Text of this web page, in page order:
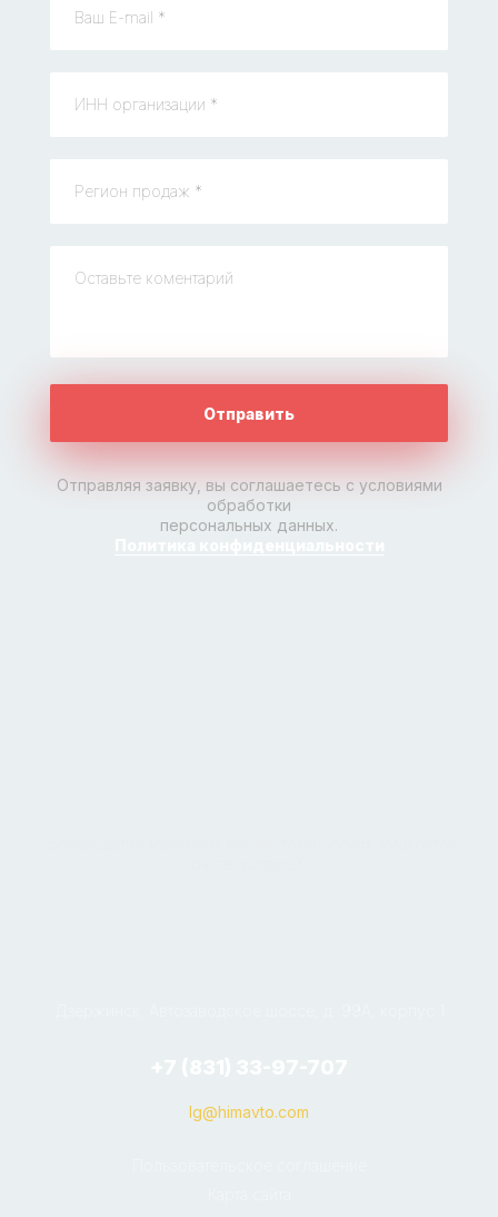
Отправить
Отправляя заявку, вы соглашаетесь с условиями
обработки
персональных данных.
lg@himavto.com